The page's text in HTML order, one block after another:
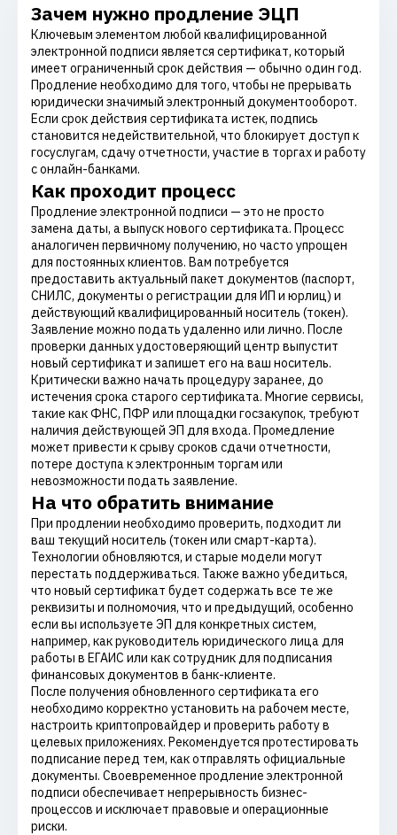
Зачем нужно продление ЭЦП
Ключевым элементом любой квалифицированной
электронной подписи является сертификат, который
имеет ограниченный срок действия — обычно один год.
Продление необходимо для того, чтобы не прерывать
юридически значимый электронный документооборот.
Если срок действия сертификата истек, подпись
становится недействительной, что блокирует доступ к
госуслугам, сдачу отчетности, участие в торгах и работу
с онлайн-банками.
Как проходит процесс
Продление электронной подписи — это не просто
замена даты, а выпуск нового сертификата. Процесс
аналогичен первичному получению, но часто упрощен
для постоянных клиентов. Вам потребуется
предоставить актуальный пакет документов (паспорт,
СНИЛС, документы о регистрации для ИП и юрлиц) и
действующий квалифицированный носитель (токен).
Заявление можно подать удаленно или лично. После
проверки данных удостоверяющий центр выпустит
новый сертификат и запишет его на ваш носитель.
Критически важно начать процедуру заранее, до
истечения срока старого сертификата. Многие сервисы,
такие как ФНС, ПФР или площадки госзакупок, требуют
наличия действующей ЭП для входа. Промедление
может привести к срыву сроков сдачи отчетности,
потере доступа к электронным торгам или
невозможности подать заявление.
На что обратить внимание
При продлении необходимо проверить, подходит ли
ваш текущий носитель (токен или смарт-карта).
Технологии обновляются, и старые модели могут
перестать поддерживаться. Также важно убедиться,
что новый сертификат будет содержать все те же
реквизиты и полномочия, что и предыдущий, особенно
если вы используете ЭП для конкретных систем,
например, как руководитель юридического лица для
работы в ЕГАИС или как сотрудник для подписания
финансовых документов в банк-клиенте.
После получения обновленного сертификата его
необходимо корректно установить на рабочем месте,
настроить криптопровайдер и проверить работу в
целевых приложениях. Рекомендуется протестировать
подписание перед тем, как отправлять официальные
документы. Своевременное продление электронной
подписи обеспечивает непрерывность бизнес-
процессов и исключает правовые и операционные
риски.